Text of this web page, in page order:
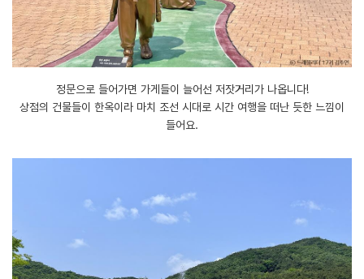
정문으로 들어가면 가게들이 늘어선 저잣거리가 나옵니다!
상점의 건물들이 한옥이라 마치 조선 시대로 시간 여행을 떠난 듯한 느낌이
들어요.